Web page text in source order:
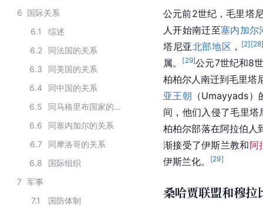
6 国际关系
6.1
综述
6.2
同法国的关系
6.3
同美国的关系
6.4
同中国的关系
6.5
同马格里布国家的关系
6.6
同塞内加尔的关系
6.7
同摩洛哥的关系
6.8
国际组织
7 军事
7.1
国防体制
公元前2世纪，毛里塔
人开始南迁至塞内加尔
塔尼亚北部地区 ， [2] [28
属。 [29]公元7世纪和8
柏柏尔人南迁到毛里塔
亚王朝 （Umayyads）
间，他们入侵了毛里
柏柏尔部落在阿拉伯人
渐接受了伊斯兰教和阿
伊斯兰化。
[29]
桑哈贾联盟和穆拉